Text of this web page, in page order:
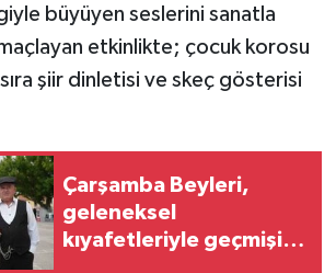
büyüyen seslerini sanatla
etkinlikte; çocuk korosu
sıra şiir dinletisi ve skeç gösterisi
Çarşamba Beyleri,
geleneksel
kıyafetleriyle geçmişi